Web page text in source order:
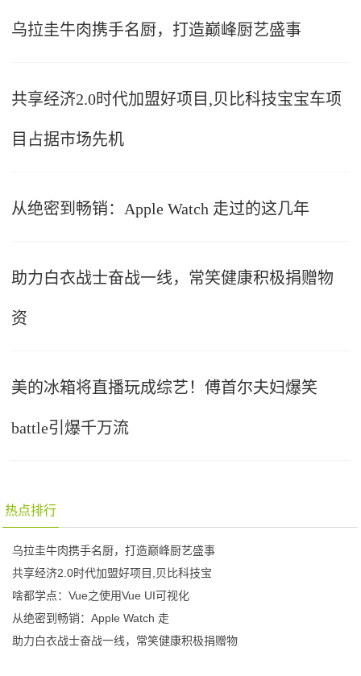
乌拉圭牛肉携手名厨，打造巅峰厨艺盛事
共享经济2.0时代加盟好项目,贝比科技宝宝车项
目占据市场先机
从绝密到畅销：Apple Watch 走过的这几年
助力白衣战士奋战一线，常笑健康积极捐赠物
资
美的冰箱将直播玩成综艺！傅首尔夫妇爆笑
battle引爆千万流
热点排行
乌拉圭牛肉携手名厨，打造巅峰厨艺盛事
共享经济2.0时代加盟好项目,贝比科技宝
啥都学点：Vue之使用Vue UI可视化
从绝密到畅销：Apple Watch 走
助力白衣战士奋战一线，常笑健康积极捐赠物